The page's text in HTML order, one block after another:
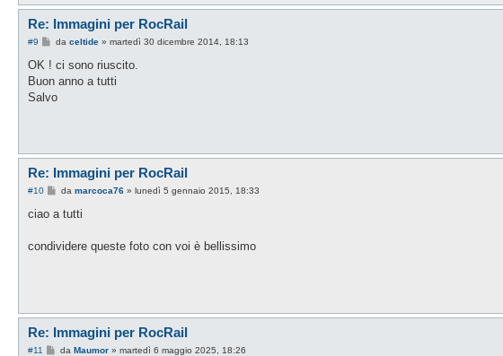
Re: Immagini per RocRail
#9
M
a
g
da celtide» martedì 30 dicembre 2014, 18:13
OK ! ci sono riuscito.
Buon anno a tutti
Salvo
Re: Immagini per RocRail
#10
M
s
g
da marcoca76» lunedì 5 gennaio 2015, 18:33
ciao a tutti
condividere queste foto con voi è bellissimo
Re: Immagini per RocRail
#11
Mda Maumor» martedì 6 maggio 2025, 18:26